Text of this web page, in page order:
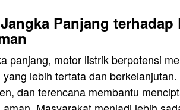
Panjang terhadap
panjang, motor listrik berpotensi
lebih tertata dan
dan terencana membantu